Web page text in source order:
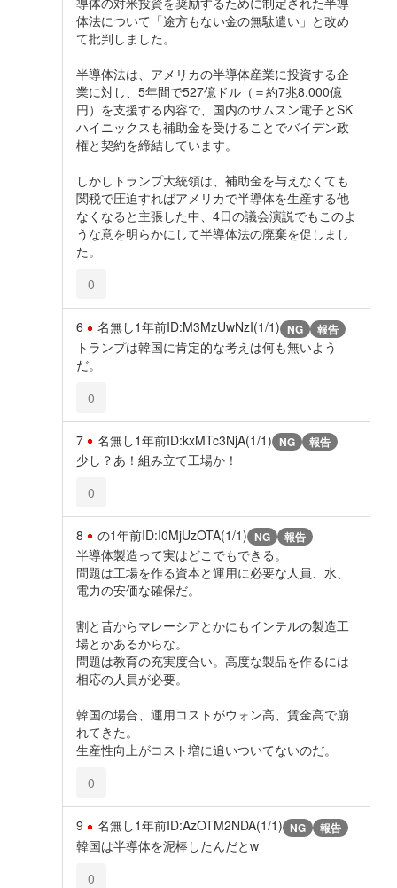
体法について「途方もない金の無駄遣い」と改め
て批判しました。
半導体法は、アメリカの半導体産業に投資する企
業に対し、5年間で527億ドル（＝約7兆8,000億
円）を支援する内容で、国内のサムスン電子とSK
ハイニックスも補助金を受けることでバイデン政
権と契約を締結しています。
しかしトランプ大統領は、補助金を与えなくても
関税で圧迫すればアメリカで半導体を生産する他
なくなると主張した中、4日の議会演説でもこのよ
うな意を明らかにして半導体法の廃棄を促しまし
た。
0
6 名無し1年前ID:M3MzUwNzI(1/1) NG 報告
トランプは韓国に肯定的な考えは何も無いよう
だ。
0
7 名無し1年前ID:kxMTc3NjA(1/1) NG 報告
少し？あ！組み立て工場か！
0
8 の1年前ID:I0MjUzOTA(1/1) NG 報告
半導体製造って実はどこでもできる。
問題は工場を作る資本と運用に必要な人員、水、
電力の安価な確保だ。
割と昔からマレーシアとかにもインテルの製造工
場とかあるからな。
問題は教育の充実度合い。高度な製品を作るには
相応の人員が必要。
韓国の場合、運用コストがウォン高、賃金高で崩
れてきた。
生産性向上がコスト増に追いついてないのだ。
0
9 名無し1年前ID:AzOTM2NDA(1/1) NG 報告
韓国は半導体を泥棒したんだとw
0